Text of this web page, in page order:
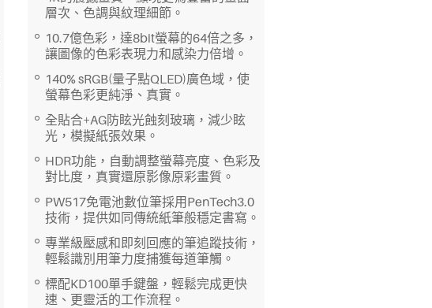
層次、色調與紋理細節。
10.7億色彩，達8bit螢幕的64倍之多，
讓圖像的色彩表現力和感染力倍增。
140% sRGB(量子點QLED)廣色域，使
螢幕色彩更純淨、真實。
全貼合+AG防眩光蝕刻玻璃，減少眩
光，模擬紙張效果。
HDR功能，自動調整螢幕亮度、色彩及
對比度，真實還原影像原彩畫質。
PW517免電池數位筆採用PenTech3.0
技術，提供如同傳統紙筆般穩定書寫。
專業級壓感和即刻回應的筆追蹤技術，
輕鬆識別用筆力度捕獲每道筆觸。
標配KD100單手鍵盤，輕鬆完成更快
速、更靈活的工作流程。